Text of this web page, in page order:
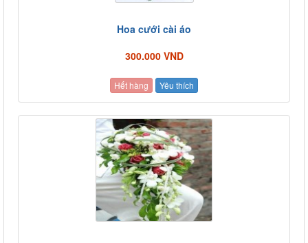
Hoa cưới cài áo
300.000 VND
Hết hàng Yêu thích